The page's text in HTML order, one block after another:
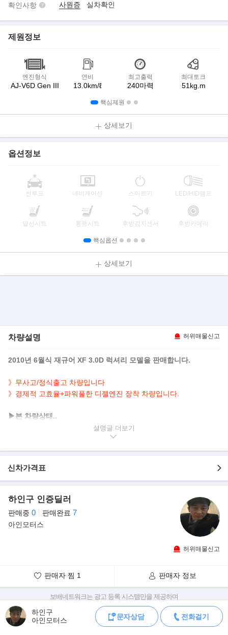
확인사항
사원증 실차확인
제원정보
엔진형식
AJ-V6D Gen III
연비
13.0km/ℓ
최고출력
240마력
최대토크
51kg.m
핵심제원
상세보기
옵션정보
썬루프 네비게이션 스마트키 LED/HID램프
열선시트 통풍시트 후방감지센서 후방카메라
핵심옵션
상세보기
차량설명 허위매물신고
2010년 6월식 재규어 XF 3.0D 럭셔리 모델을 판매합니다.
》무사고/정식출고 차량입니다
》경제적 고효율+파워풀한 디젤엔진 장착 차량입니다.
▶본 차량상태..
- 정식출고 모델
- 실주행거리 30,000Km
- 합리적인 가격에 판매 약속
- 사진 그대로 시래물임을 강조
- 철저한 관리로 깔끔한 내/외관 유지
XF는 재규어의 세단형 자동차에 대한 새로운 디자인 언어의 표현입
간이 제공되는 성인 5인을 위한 안락한 승차 공간, 충분한 실내 적재
수리 시스템 장착시) 용량이 제공됩니다.
설명글
신차가격표
하인구 인증딜러
판매중 0 판매완료 7
아인모터스
허위매물신고
판매자 찜 1 판매자 정보
하인구
아인모터스
문자상담 전화걸기
보배네트워크는 광고 등록 시스템만을 제공하며
판매자가 직접 등록한 내용에 대한 모든 책임은 판매자에게 있습니다.
차량 구매 시 차량등록증, 성능점검기록부, 실제 차량 상태,
차대번호 조회로 직접 정보를 확인하세요.